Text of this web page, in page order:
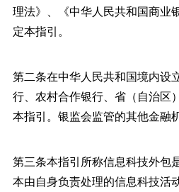
理法》、《中华人民共和国商业
定本指引。
第二条在中华人民共和国境内设
行、农村合作银行、省（自治区
本指引。银监会监管的其他金融
第三条本指引所称信息科技外包
本由自身负责处理的信息科技活